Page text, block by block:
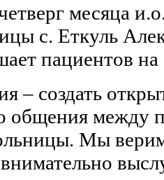
месяца
с. Еткуль
пациентов
– создать
общения между
Мы